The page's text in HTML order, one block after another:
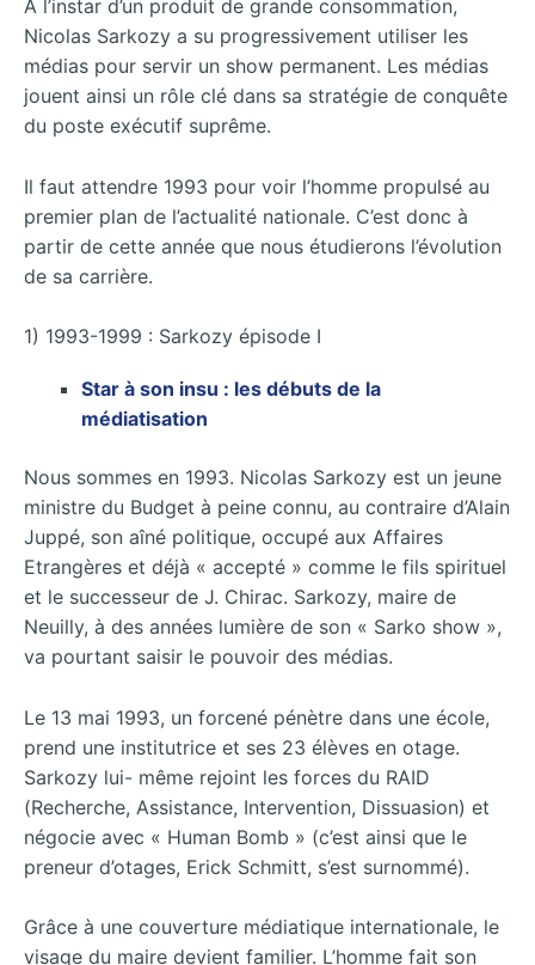
A l’instar d’un produit de grande consommation,
Nicolas Sarkozy a su progressivement utiliser les
médias pour servir un show permanent. Les médias
jouent ainsi un rôle clé dans sa stratégie de conquête
du poste exécutif suprême.
Il faut attendre 1993 pour voir l’homme propulsé au
premier plan de l’actualité nationale. C’est donc à
partir de cette année que nous étudierons l’évolution
de sa carrière.
1) 1993-1999 : Sarkozy épisode I
Star à son insu : les débuts de la
médiatisation
Nous sommes en 1993. Nicolas Sarkozy est un jeune
ministre du Budget à peine connu, au contraire d’Alain
Juppé, son aîné politique, occupé aux Affaires
Etrangères et déjà « accepté » comme le fils spirituel
et le successeur de J. Chirac. Sarkozy, maire de
Neuilly, à des années lumière de son « Sarko show »,
va pourtant saisir le pouvoir des médias.
Le 13 mai 1993, un forcené pénètre dans une école,
prend une institutrice et ses 23 élèves en otage.
Sarkozy lui- même rejoint les forces du RAID
(Recherche, Assistance, Intervention, Dissuasion) et
négocie avec « Human Bomb » (c’est ainsi que le
preneur d’otages, Erick Schmitt, s’est surnommé).
Grâce à une couverture médiatique internationale, le
visage du maire devient familier. L’homme fait son